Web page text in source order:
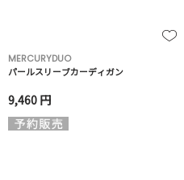
MERCURYDUO
パールスリーブカーディガン
9,460 円